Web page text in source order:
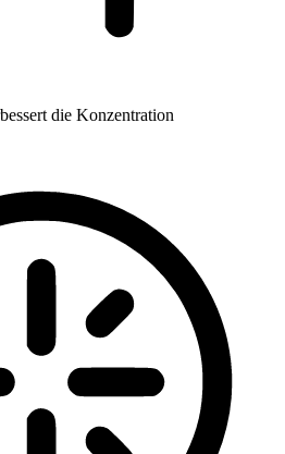
die Konzentration